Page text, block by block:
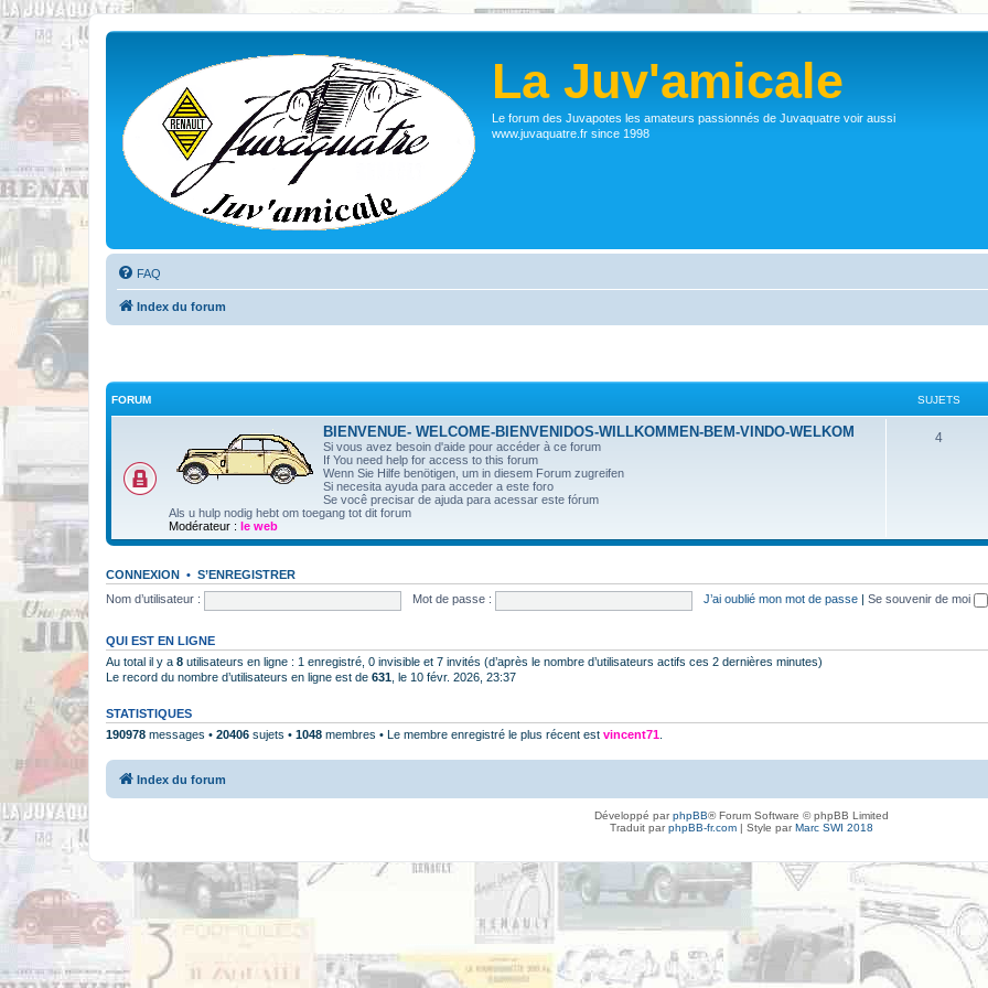
La Juv'amicale
Le forum des Juvapotes les amateurs passionnés de Juvaquatre voir aussi
www.juvaquatre.fr since 1998
FAQ
Index du forum
FORUM SUJETS
BIENVENUE- WELCOME-BIENVENIDOS-WILLKOMMEN-BEM-VINDO-WELKOM
Si vous avez besoin d'aide pour accéder à ce forum
If You need help for access to this forum
Wenn Sie Hilfe benötigen, um in diesem Forum zugreifen
Si necesita ayuda para acceder a este foro
Se você precisar de ajuda para acessar este fórum
Als u hulp nodig hebt om toegang tot dit forum
Modérateur : le web
4
CONNEXION • S’ENREGISTRER
Nom d’utilisateur :
Mot de passe : J’ai oublié mon mot de passe Se souvenir de moi
QUI EST EN LIGNE
Au total il y a 8 utilisateurs en ligne : 1 enregistré, 0 invisible et 7 invités (d’après le nombre d’utilisateurs actifs ces 2 dernières minutes)
Le record du nombre d’utilisateurs en ligne est de 631 , le 10 févr. 2026, 23:37
STATISTIQUES
190978 messages • 20406 sujets • 1048 membres • Le membre enregistré le plus récent est vincent71
Index du forum
Développé parphpBB® Forum Software © phpBB Limited
Traduit parphpBB-fr.com| Style parMarc SWI 2018